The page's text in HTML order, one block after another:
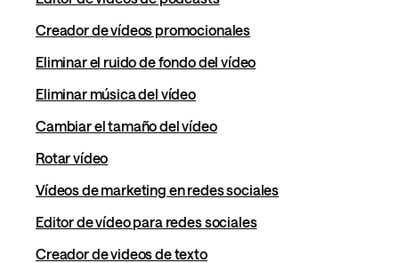
Creador de vídeos promocionales
Eliminar el ruido de fondo del vídeo
Eliminar música del vídeo
Cambiar el tamaño del vídeo
Rotar vídeo
Vídeos de marketing en redes sociales
Editor de vídeo para redes sociales
Creador de videos de texto